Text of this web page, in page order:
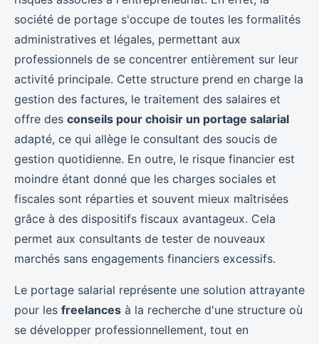
société de portage s'occupe de toutes les formalités
administratives et légales, permettant aux
professionnels de se concentrer entièrement sur leur
activité principale. Cette structure prend en charge la
gestion des factures, le traitement des salaires et
offre des conseils pour choisir un portage salarial
adapté, ce qui allège le consultant des soucis de
gestion quotidienne. En outre, le risque financier est
moindre étant donné que les charges sociales et
fiscales sont réparties et souvent mieux maîtrisées
grâce à des dispositifs fiscaux avantageux. Cela
permet aux consultants de tester de nouveaux
marchés sans engagements financiers excessifs.
Le portage salarial représente une solution attrayante
pour les freelances à la recherche d'une structure où
se développer professionnellement, tout en